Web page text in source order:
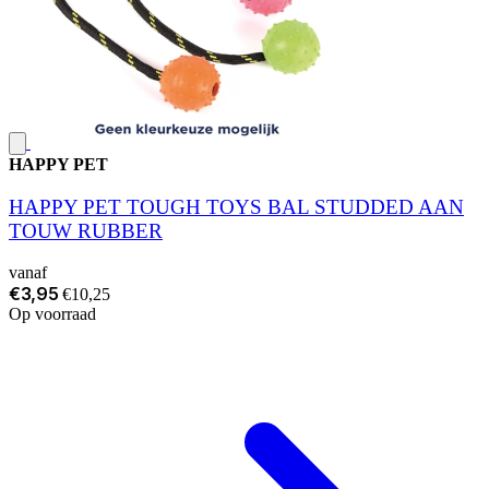
HAPPY PET
HAPPY PET TOUGH TOYS BAL STUDDED AAN
TOUW RUBBER
vanaf
€3,95 €10,25
Op voorraad